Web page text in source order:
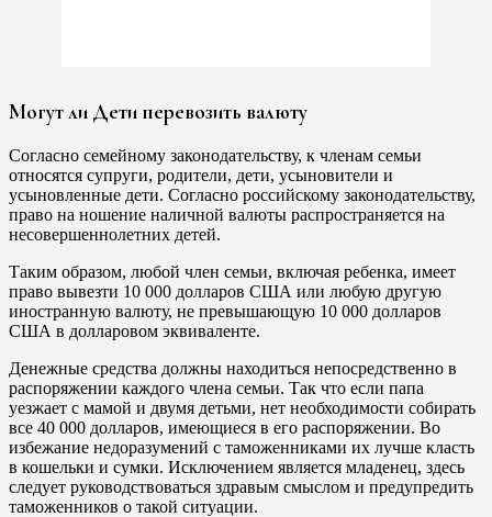
Могут ли Дети перевозить валюту
Согласно семейному законодательству, к членам семьи
относятся супруги, родители, дети, усыновители и
усыновленные дети. Согласно российскому законодательству,
право на ношение наличной валюты распространяется на
несовершеннолетних детей.
Таким образом, любой член семьи, включая ребенка, имеет
право вывезти 10 000 долларов США или любую другую
иностранную валюту, не превышающую 10 000 долларов
США в долларовом эквиваленте.
Денежные средства должны находиться непосредственно в
распоряжении каждого члена семьи. Так что если папа
уезжает с мамой и двумя детьми, нет необходимости собирать
все 40 000 долларов, имеющиеся в его распоряжении. Во
избежание недоразумений с таможенниками их лучше класть
в кошельки и сумки. Исключением является младенец, здесь
следует руководствоваться здравым смыслом и предупредить
таможенников о такой ситуации.